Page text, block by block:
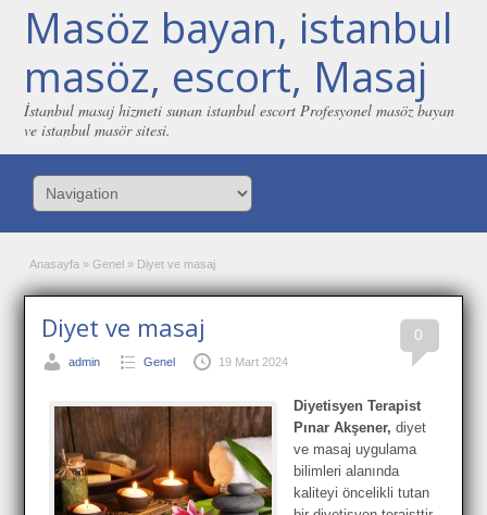
Masöz bayan, istanbul
masöz, escort, Masaj
İstanbul masaj hizmeti sunan istanbul escort Profesyonel masöz bayan
ve istanbul masör sitesi.
Anasayfa » Genel » Diyet ve masaj
0
Diyet ve masaj
admin Genel 19 Mart 2024
Diyetisyen Terapist
Pınar Akşener, diyet
ve masaj uygulama
bilimleri alanında
kaliteyi öncelikli tutan